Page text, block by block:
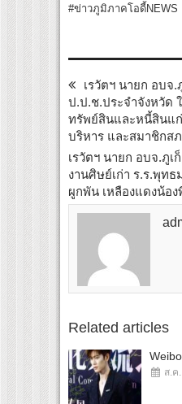
#ข่าวภูมิภาคโอดี้NEWS
เรวัตฯ นายก อบจ
ป.ป.ช.ประจำจังหวัด
ทรัพย์สินและหนี้สินแ
บริหาร และสมาชิกส
เรวัตฯ นายก อบจ.ภูเ
งานศิษย์เก่า ร.ร.พุทธ
ผูกพัน เหลืองแดงน้อง
Related articles
ส.ค